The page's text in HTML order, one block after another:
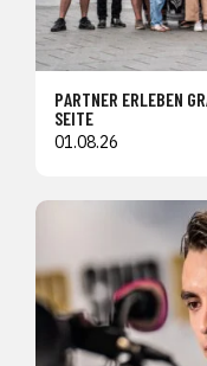
PARTNER ERLEBEN
SEITE
01.08.26